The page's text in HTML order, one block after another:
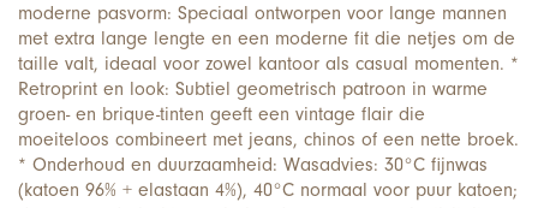
moderne pasvorm: Speciaal ontworpen voor lange mannen
met extra lange lengte en een moderne fit die netjes om de
taille valt, ideaal voor zowel kantoor als casual momenten. *
Retroprint en look: Subtiel geometrisch patroon in warme
groen- en brique-tinten geeft een vintage flair die
moeiteloos combineert met jeans, chinos of een nette broek.
* Onderhoud en duurzaamheid: Wasadvies: 30°C fijnwas
(katoen 96% + elastaan 4%), 40°C normaal voor puur katoen;